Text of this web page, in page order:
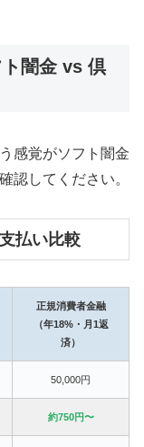
闇金 vs 倶
感覚がソフト闇金
認してください。
払い比較
正規消費者金融
（年18%・月1返
済）
50,000円
約750円〜